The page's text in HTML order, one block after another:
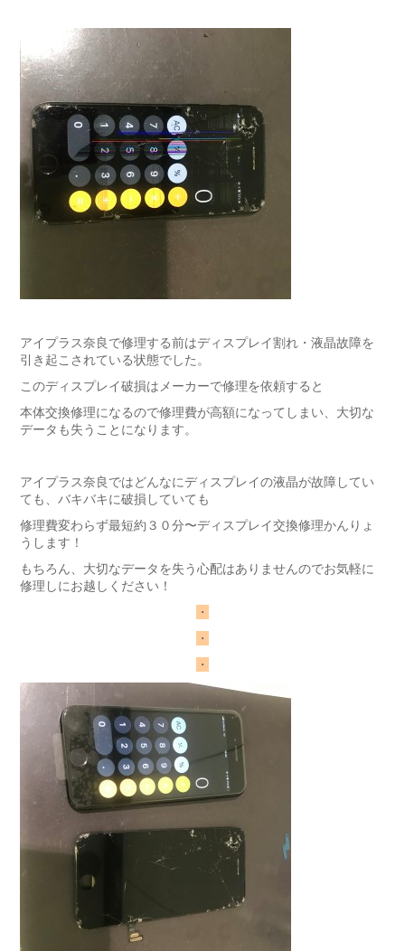
アイプラス奈良で修理する前はディスプレイ割れ・液晶故障を
引き起こされている状態でした。
このディスプレイ破損はメーカーで修理を依頼すると
本体交換修理になるので修理費が高額になってしまい、大切な
データも失うことになります。
アイプラス奈良ではどんなにディスプレイの液晶が故障してい
ても、バキバキに破損していても
修理費変わらず最短約３０分〜ディスプレイ交換修理かんりょ
うします！
もちろん、大切なデータを失う心配はありませんのでお気軽に
修理しにお越しください！
・
・
・